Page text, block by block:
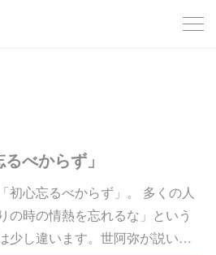
べからず」
初心忘るべからず」。 多くの人
の時の情熱を忘れるな」という
少し違います。世阿弥が説い…